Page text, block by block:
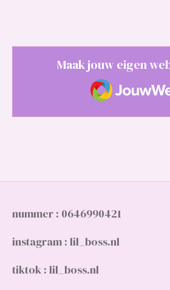
Maak jouw eigen
JouwWeb
nummer : 0646990421
instagram : lil_boss.nl
tiktok : lil_boss.nl